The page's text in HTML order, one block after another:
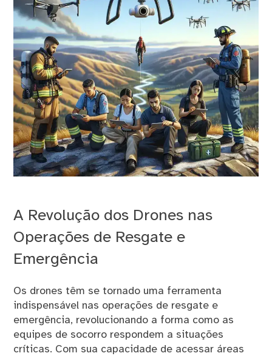
A Revolução dos Drones nas
Operações de Resgate e
Emergência
Os drones têm se tornado uma ferramenta
indispensável nas operações de resgate e
emergência, revolucionando a forma como as
equipes de socorro respondem a situações
críticas. Com sua capacidade de acessar áreas